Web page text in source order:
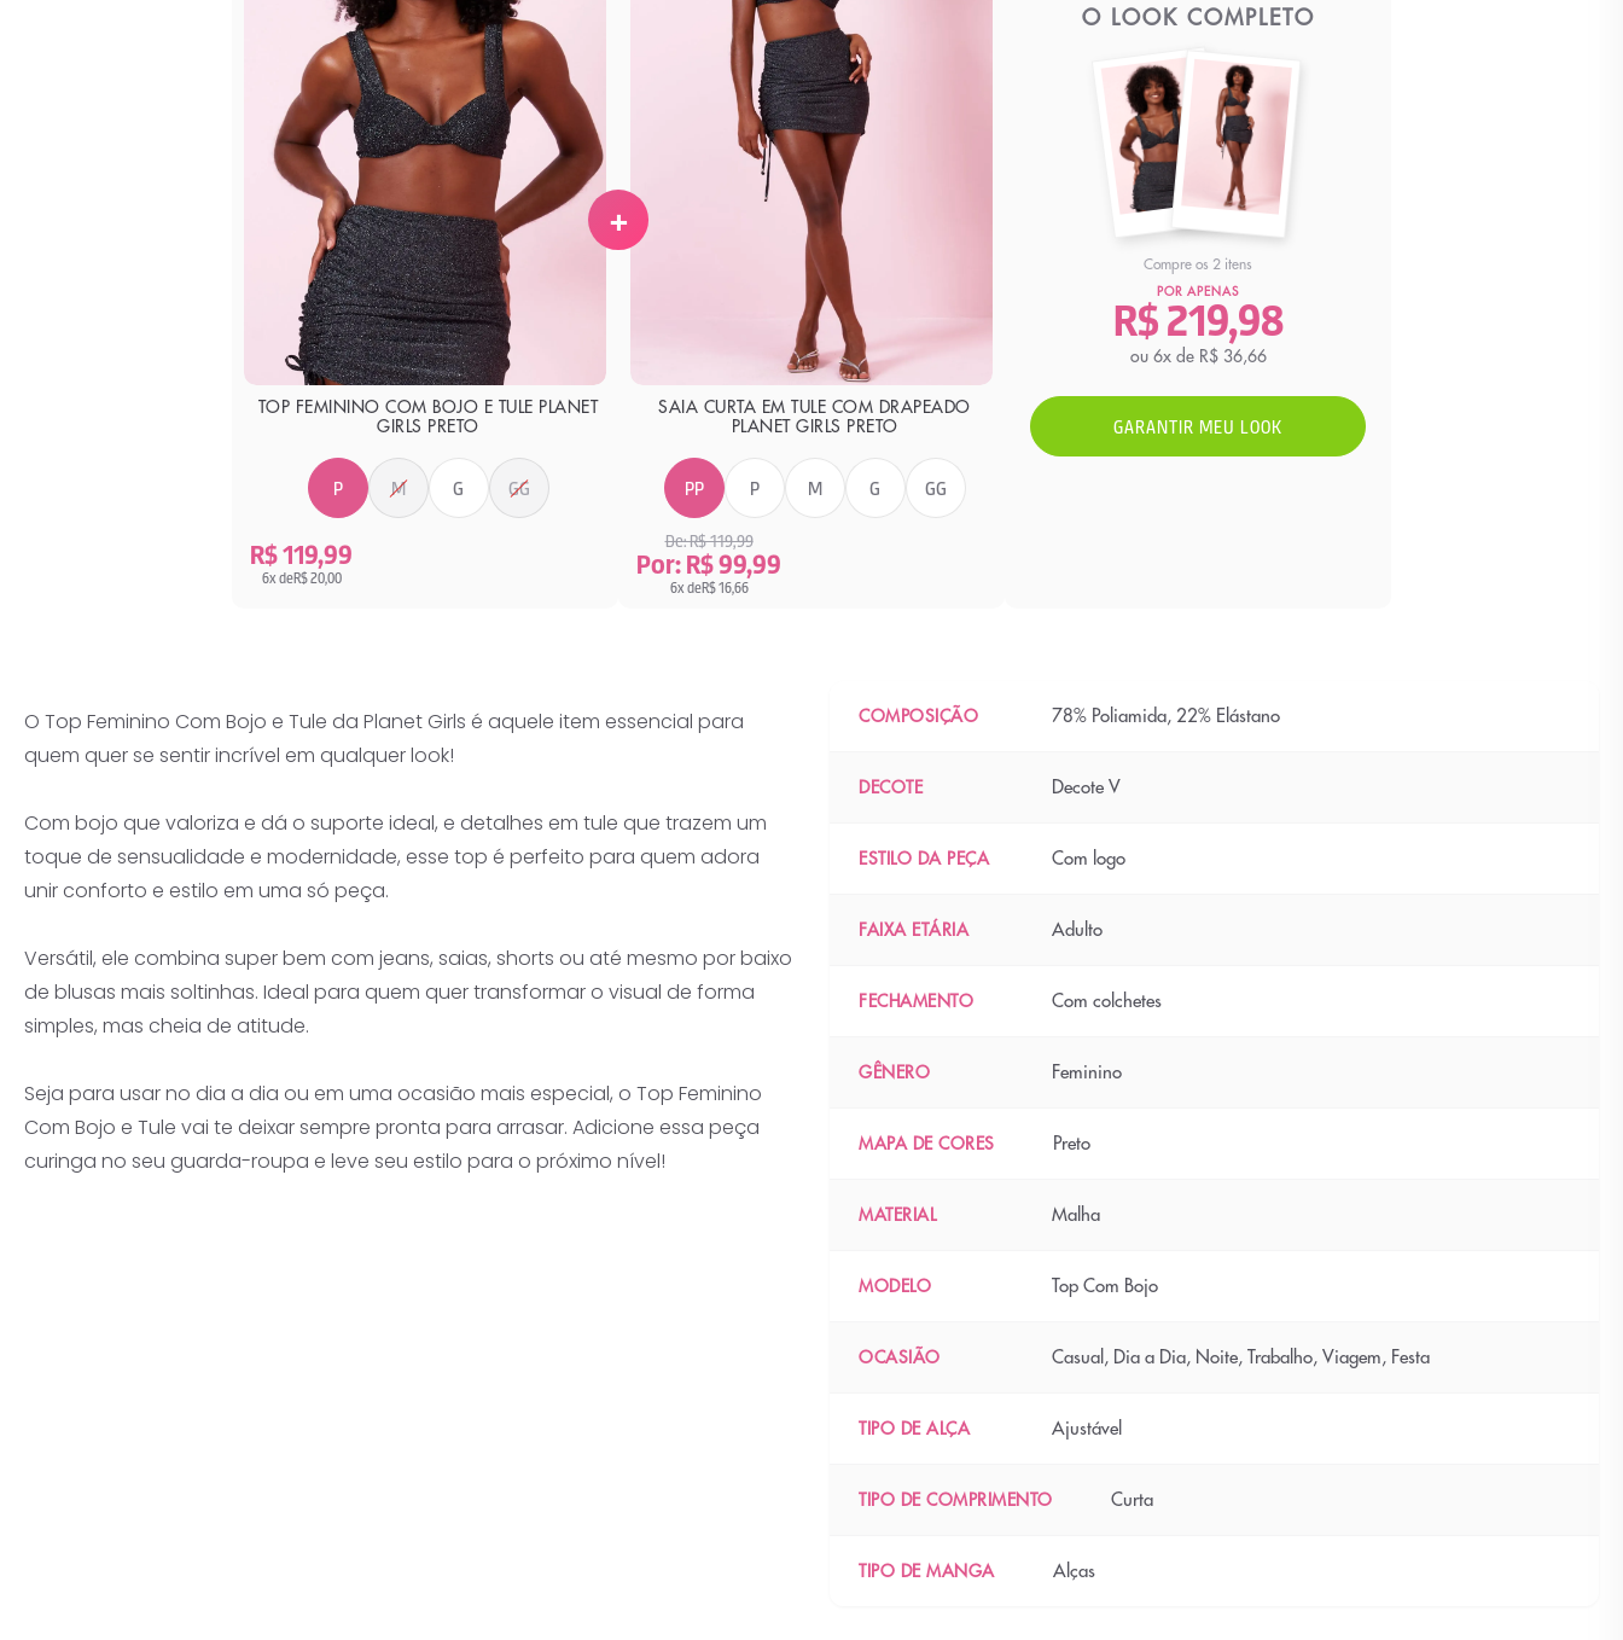
TOP FEMININO COM BOJO E TULE PLANET
GIRLS PRETO
P M G GG
R$ 119,99
6x deR$ 20,00
+
SAIA CURTA EM TULE COM DRAPEADO
PLANET GIRLS PRETO
PP P M G GG
De: R$ 119,99
Por: R$ 99,99
6x deR$ 16,66
O LOOK COMPLETO
Compre os 2 itens
POR APENAS
R$ 219,98
ou 6x de R$ 36,66
GARANTIR MEU LOOK
O Top Feminino Com Bojo e Tule da Planet Girls é aquele item essencial para
quem quer se sentir incrível em qualquer look!
Com bojo que valoriza e dá o suporte ideal, e detalhes em tule que trazem um
toque de sensualidade e modernidade, esse top é perfeito para quem adora
unir conforto e estilo em uma só peça.
Versátil, ele combina super bem com jeans, saias, shorts ou até mesmo por baixo
de blusas mais soltinhas. Ideal para quem quer transformar o visual de forma
simples, mas cheia de atitude.
Seja para usar no dia a dia ou em uma ocasião mais especial, o Top Feminino
Com Bojo e Tule vai te deixar sempre pronta para arrasar. Adicione essa peça
curinga no seu guarda-roupa e leve seu estilo para o próximo nível!
COMPOSIÇÃO 78% Poliamida, 22% Elástano
DECOTE Decote V
ESTILO DA PEÇA Com logo
FAIXA ETÁRIA Adulto
FECHAMENTO Com colchetes
GÊNERO Feminino
MAPA DE CORES Preto
MATERIAL Malha
MODELO Top Com Bojo
OCASIÃO Casual, Dia a Dia, Noite, Trabalho, Viagem, Festa
TIPO DE ALÇA Ajustável
TIPO DE COMPRIMENTO Curta
TIPO DE MANGA Alças